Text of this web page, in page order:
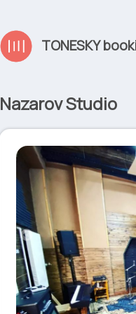
TONESKY
Nazarov Studio